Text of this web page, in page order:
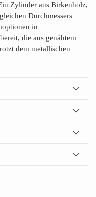
Zylinder aus Birkenholz,
Durchmessers
in
die aus genähtem
dem metallischen